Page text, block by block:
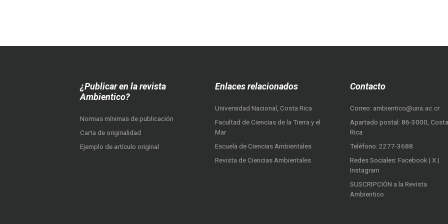
¿Publicar en la revista
Ambientico?
Normas mínimas de publicación
Carta de originalidad
Ejemplo de artículo original
Enlaces relacionados
Universidad Nacional, Costa Rica
Facultad de Ciencias de la Tierra y el
Mar
Escuela de Ciencias Ambientales
Revista de Ciencias Ambientales
Contacto
Correo: ambientico@una.ac.cr
Apartado postal: 86-3000, Costa
Rica
Teléfono: 2277-3688
Redes Sociales: Facebook | X |
Instagram
SUSCRIPCIÓN a la Revista
Ambientico